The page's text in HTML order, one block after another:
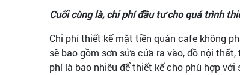
Cuối cùng là, chi phí đầu tư cho quá trình
Chi phí thiết kế mặt tiền quán cafe không
sẽ bao gồm sơn sửa cửa ra vào, đồ nội
phí là bao nhiêu để thiết kế cho phù hợp với